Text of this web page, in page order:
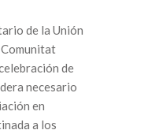
de la Unión
Comunitat
de
necesario
en
a los